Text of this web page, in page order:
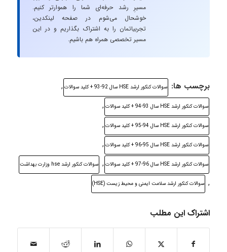
مسیرِ رشد حرفه‌ای شما را هموارتر کنیم.
خوشحال می‌شوم در صفحه لینکدین،
تجربیاتمان را به اشتراک بگذاریم و در این
مسیر تخصصی همراه هم باشیم.
برچسب ها: سوالات کنکور ارشد HSE سال 92-93 + کلید سوالات ,
سوالات کنکور ارشد HSE سال 93-94 + کلید سوالات ,
سوالات کنکور ارشد HSE سال 94-95 + کلید سوالات ,
سوالات کنکور ارشد HSE سال 95-96 + کلید سوالات ,
سوالات کنکور ارشد HSE سال 96-97 + کلید سوالات , سوالات کنکور ارشد hse وزارت بهداشت
, سوالات کنکور ارشد سلامت ایمنی و محیط زیست (HSE)
اشتراک این مطلب